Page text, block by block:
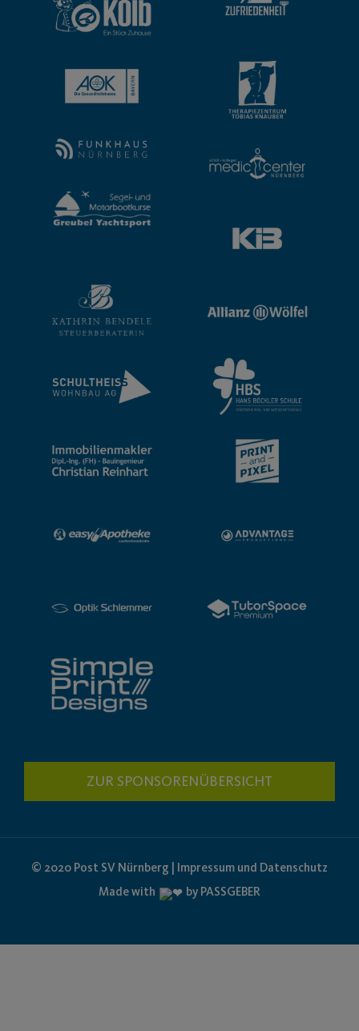
ZUR SPONSORENÜBERSICHT
© 2020 Post SV Nürnberg | Impressum und Datenschutz
Made with
by PASSGEBER